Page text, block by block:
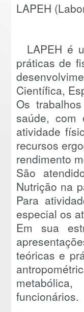
LAPEH
LAPEH é
práticas de
Científica,
Os
saúde, com
atividade
recursos
rendimento
São
Nutrição na
Para
especial os
Em sua
teóricas e
metabólica,
funcionários.